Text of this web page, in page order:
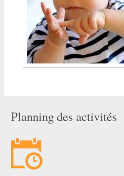
Planning des activités